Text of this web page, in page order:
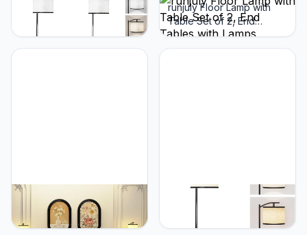
Nachtstandaard met lamp,
set van 2, vloerlamp met
tafel bevestigd 3-kleuren
runjuly Floor Lamp with
Table Set of 2, End
Tables with Lamps
Attached 3-Color
runjuly Floor Lamp with
Table Set of 2, End
Tables with Lamps
runjuly Floor Lamp with
Table, End Tables with
Lamps Attached 3-Color